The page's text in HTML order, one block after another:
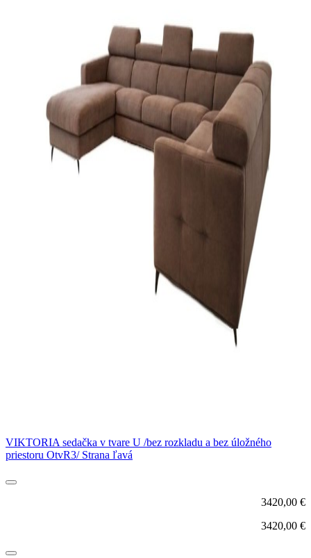
VIKTORIA sedačka v tvare U /bez rozkladu a bez úložného
priestoru OtvR3/ Strana ľavá
3420,00 €
3420,00 €